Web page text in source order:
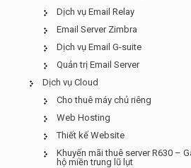
Dịch vụ Email Relay
Email Server Zimbra
Dịch vụ Email G-suite
Quản trị Email Server
Dịch vụ Cloud
Cho thuê máy chủ riêng
Web Hosting
Thiết kế Website
Khuyến mãi thuê server R630 –
hộ miền trung lũ lụt